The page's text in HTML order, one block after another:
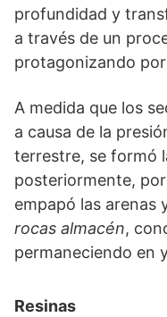
profundidad y
a través de un
protagonizando
A medida que los
a causa de la
terrestre, se formó
posteriormente,
empapó las arenas
rocas almacén,
permaneciendo en
Resinas